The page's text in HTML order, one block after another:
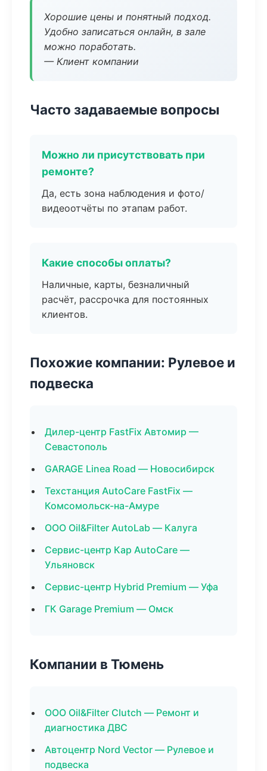
Хорошие цены и понятный подход.
Удобно записаться онлайн, в зале
можно поработать.
— Клиент компании
Часто задаваемые вопросы
Можно ли присутствовать при
ремонте?
Да, есть зона наблюдения и фото/
видеоотчёты по этапам работ.
Какие способы оплаты?
Наличные, карты, безналичный
расчёт, рассрочка для постоянных
клиентов.
Похожие компании: Рулевое и
подвеска
Дилер-центр FastFix Автомир —
Севастополь
GARAGE Linea Road — Новосибирск
Техстанция AutoCare FastFix —
Комсомольск-на-Амуре
ООО Oil&Filter AutoLab — Калуга
Сервис-центр Кар AutoCare —
Ульяновск
Сервис-центр Hybrid Premium — Уфа
ГК Garage Premium — Омск
Компании в Тюмень
ООО Oil&Filter Clutch — Ремонт и
диагностика ДВС
Автоцентр Nord Vector — Рулевое и
подвеска